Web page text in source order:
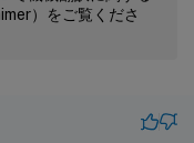
）をご覧くださ